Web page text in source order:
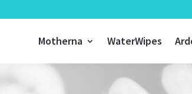
Motherna WaterWipes